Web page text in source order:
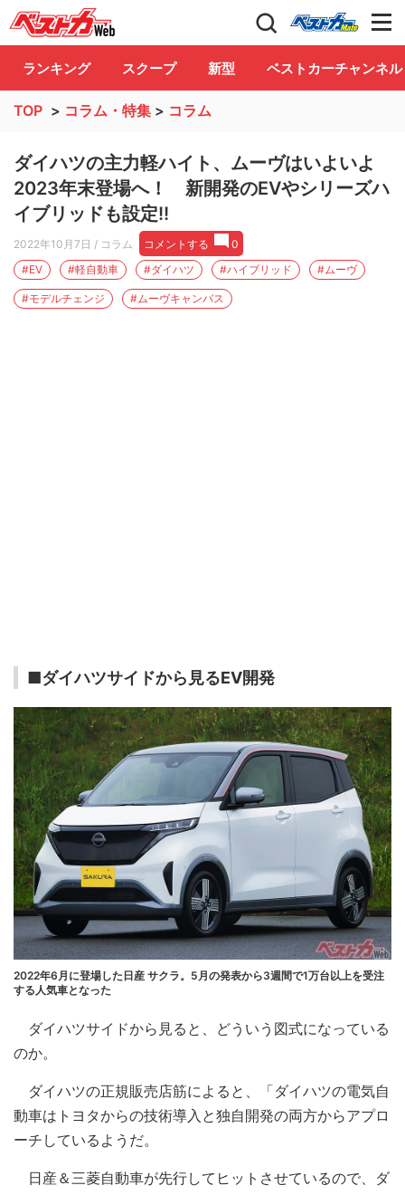
自動車情報誌「ベストカー」 Club
ランキング スクープ 新型 ベストカーチャンネル
TOP > コラム・特集 > コラム
ダイハツの主力軽ハイト、ムーヴはいよいよ
2023年末登場へ！ 新開発のEVやシリーズハ
イブリッドも設定!!
2022年10月7日 / コラム コメントする
0
#EV
#軽自動車 #ダイハツ #ハイブリッド #ムーヴ
#モデルチェンジ #ムーヴキャンバス
■ダイハツサイドから見るEV開発
2022年6月に登場した日産 サクラ。5月の発表から3週間で1万台以上を受注
する人気車となった
ダイハツサイドから見ると、どういう図式になっている
のか。
ダイハツの正規販売店筋によると、「ダイハツの電気自
動車はトヨタからの技術導入と独自開発の両方からアプロ
ーチしているようだ。
日産＆三菱自動車が先行してヒットさせているので、ダ